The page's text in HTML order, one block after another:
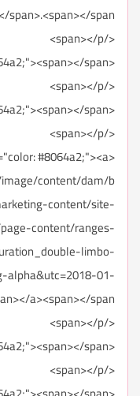
span>
</span></p>
<p><span style="color: #8064a2;"><span></span>
</span></p>
<p><span style="color: #8064a2;"><span></span>
</span></p>
#8064a2;"><a
content/dam/b
content/site-
content/ranges-
limbo-
alpha&utc=2018-01-
a><span></span>
</span></p>
<p><span style="color: #8064a2;"><span></span>
</span></p>